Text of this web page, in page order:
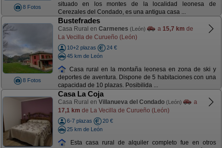
8 Fotos
situado en los montes de la localidad leonesa de
Cerezales del Condado, es una antigua casa ...
8 Fotos
Bustefrades
Casa Rural en Carmenes (León) a 15,7 km de
La Vecilla de Curueño (León)
10+2 plazas
24 €
45 km de León
Casa rural en la montaña leonesa en zona de ski y
deportes de aventura. Dispone de 5 habitaciones con una
capacidad de 10 plazas. Posibilida ...
Casa La Coja
Casa Rural en Villanueva del Condado (León)
a
17,1 km de La Vecilla de Curueño (León)
6-7 plazas
20 €
25 km de León
Esta casa rural de alquiler completo fue en otros